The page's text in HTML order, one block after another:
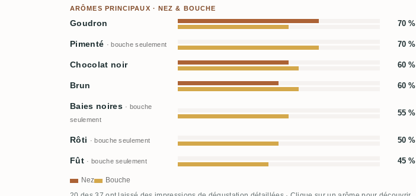
ARÔMES PRINCIPAUX · NEZ & BOUCHE
Goudron 70 %
Pimenté · bouche seulement 70 %
Chocolat noir 60 %
Brun 60 %
Baies noires · bouche
seulement
55 %
Rôti · bouche seulement 50 %
Fût · bouche seulement 45 %
Nez Bouche